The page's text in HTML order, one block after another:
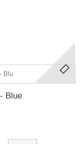
Blue